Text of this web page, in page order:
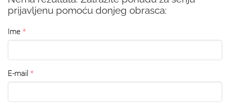
prijavljenu pomoću donjeg obrasca:
Ime
E-mail